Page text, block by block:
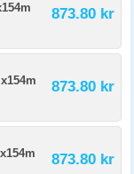
873.80 kr
873.80 kr
873.80 kr